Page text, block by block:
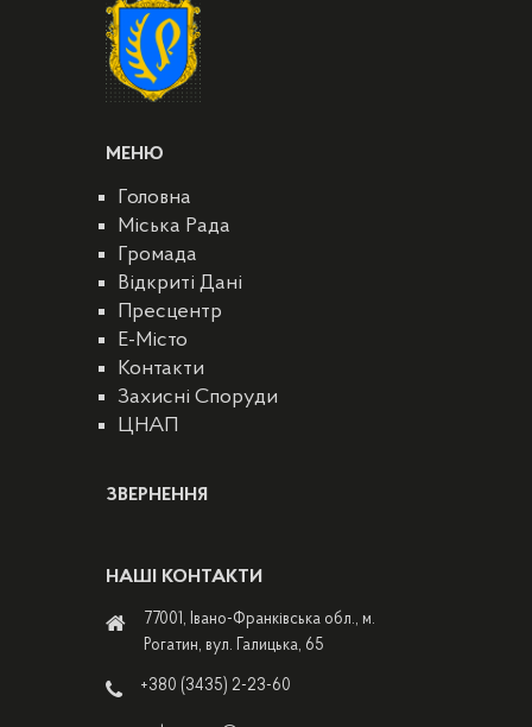
МЕНЮ
Головна
Міська Рада
Громада
Відкриті Дані
Пресцентр
E-Місто
Контакти
Захисні Споруди
ЦНАП
ЗВЕРНЕННЯ
НАШІ КОНТАКТИ
77001, Івано-Франківська обл., м.
Рогатин, вул. Галицька, 65
+380 (3435) 2-23-60